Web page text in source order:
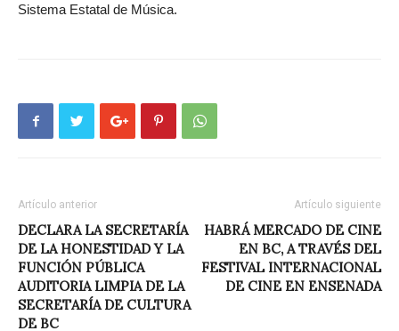
Sistema Estatal de Música.
Artículo anterior
DECLARA LA SECRETARÍA
DE LA HONESTIDAD Y LA
FUNCIÓN PÚBLICA
AUDITORIA LIMPIA DE LA
SECRETARÍA DE CULTURA
DE BC
Artículo siguiente
HABRÁ MERCADO DE CINE
EN BC, A TRAVÉS DEL
FESTIVAL INTERNACIONAL
DE CINE EN ENSENADA